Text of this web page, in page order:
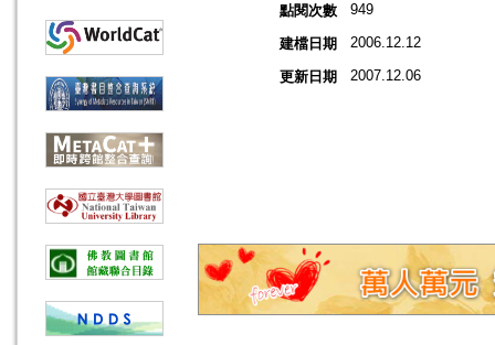
點閱次數
949
建檔日期 2006.12.12
更新日期 2007.12.06